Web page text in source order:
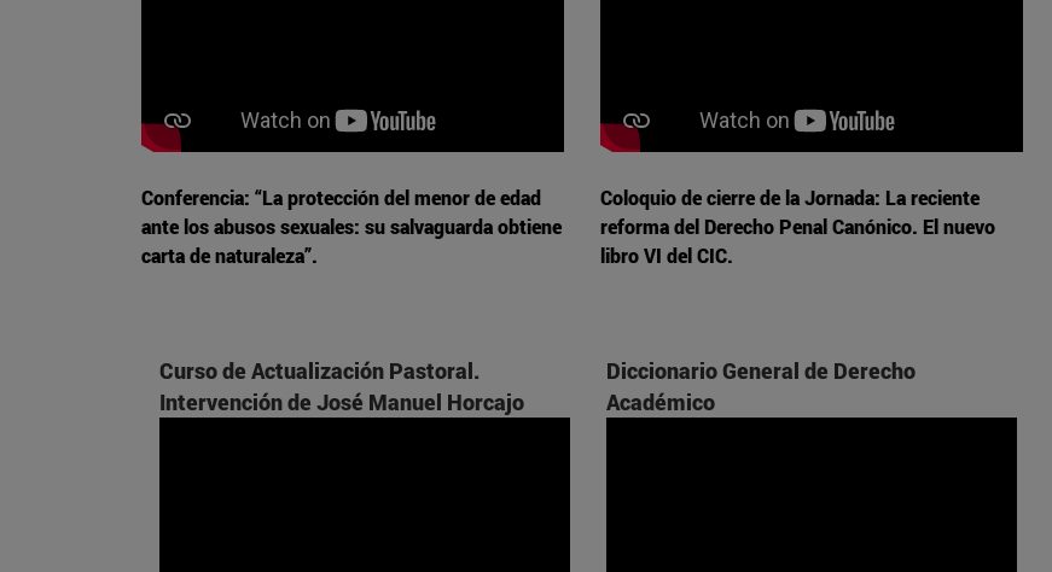
Conferencia: “La protección del menor de edad
ante los abusos sexuales: su salvaguarda obtiene
carta de naturaleza”.
Coloquio de cierre de la Jornada: La reciente
reforma del Derecho Penal Canónico. El nuevo
libro VI del CIC.
Curso de Actualización Pastoral.
Intervención de José Manuel Horcajo
Diccionario General de Derecho
Académico